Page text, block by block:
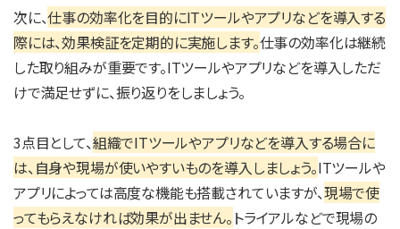
次に、仕事の効率化を目的にITツールやアプリなどを導入する
際には、効果検証を定期的に実施します。仕事の効率化は継続
した取り組みが重要です。ITツールやアプリなどを導入しただ
けで満足せずに、振り返りをしましょう。
3点目として、組織でITツールやアプリなどを導入する場合に
は、自身や現場が使いやすいものを導入しましょう。ITツールや
アプリによっては高度な機能も搭載されていますが、現場で使
ってもらえなければ効果が出ません。 トライアルなどで現場の